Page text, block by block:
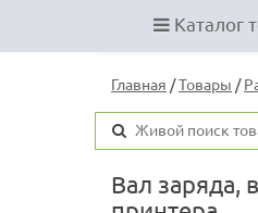
Каталог
Главная /Товары /
Вал заряда,